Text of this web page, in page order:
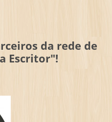
da rede de
Escritor"!